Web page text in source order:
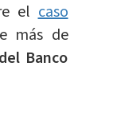
elcaso
más de
Banco